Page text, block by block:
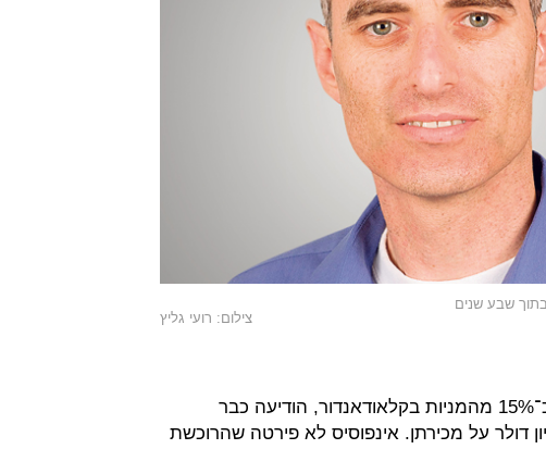
שבע שנים
צילום: רועי גליץ
חברת אינפוסיס ההודית שהיו לה כ־15% מהמניות בקלאודאנדור, הודיעה כבר
דצמבר שקיבלה 15.3 מיליון דולר על מכירתן. אינפוסיס לא פירטה שהרוכשת